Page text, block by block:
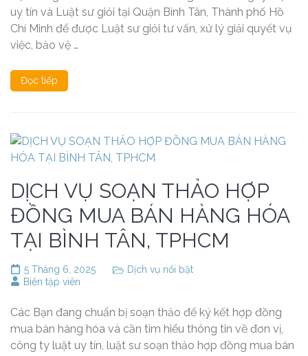
uy tín và Luật sư giỏi tại Quận Bình Tân, Thành phố Hồ
Chí Minh để được Luật sư giỏi tư vấn, xử lý giải quyết vụ
việc, bảo vệ …
Đọc tiếp
DỊCH VỤ SOẠN THẢO HỢP
ĐỒNG MUA BÁN HÀNG HÓA
TẠI BÌNH TÂN, TPHCM
5 Tháng 6, 2025
Dịch vụ nổi bật
Biên tập viên
Các Bạn đang chuẩn bị soạn thảo để ký kết hợp đồng
mua bán hàng hóa và cần tìm hiểu thông tin về đơn vị,
công ty luật uy tín, luật sư soạn thảo hợp đồng mua bán